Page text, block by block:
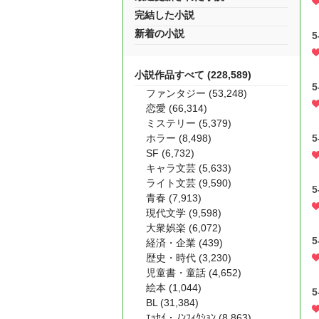
完結した小説
新着の小説
小説作品すべて (228,589)
ファンタジー (53,248)
恋愛 (66,314)
ミステリー (5,379)
ホラー (8,498)
SF (6,732)
キャラ文芸 (5,633)
ライト文芸 (9,590)
青春 (7,913)
現代文学 (9,598)
大衆娯楽 (6,072)
経済・企業 (439)
歴史・時代 (3,230)
児童書・童話 (4,652)
絵本 (1,044)
BL (31,384)